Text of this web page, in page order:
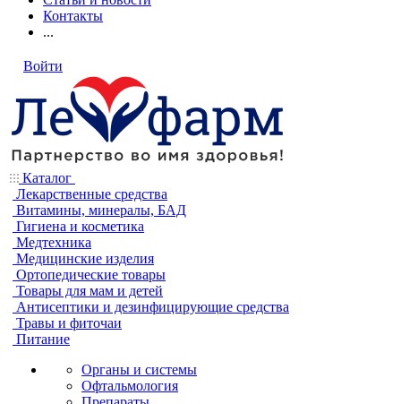
Контакты
...
Войти
Каталог
Лекарственные средства
Витамины, минералы, БАД
Гигиена и косметика
Медтехника
Медицинские изделия
Ортопедические товары
Товары для мам и детей
Антисептики и дезинфицирующие средства
Травы и фиточаи
Питание
Органы и системы
Офтальмология